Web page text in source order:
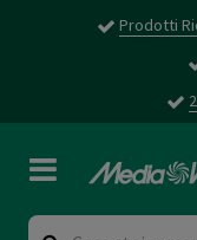
Prodotti